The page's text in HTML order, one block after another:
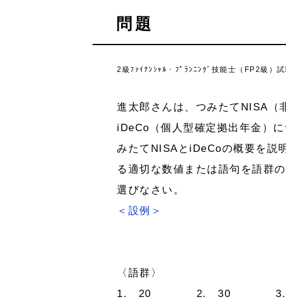
問題
2級ﾌｧｲﾅﾝｼｬﾙ・ﾌﾟﾗﾝﾆﾝｸﾞ技能士（FP2級）
進太郎さんは、つみたてNISA（
iDeCo（個人型確定拠出年金）
みたてNISAとiDeCoの概要を説
る適切な数値または語句を語群
選びなさい。
＜設例＞
〈語群〉
1. 20 2. 30 3.